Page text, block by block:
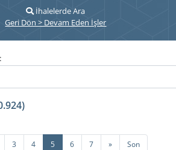
İhalelerde Ara
Geri Dön > Devam Eden İşler
3 4 5 6 7 »Sonraki
Son